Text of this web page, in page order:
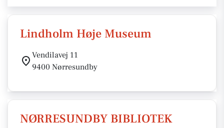
Lindholm Høje Museum
Vendilavej 11
9400 Nørresundby
NØRRESUNDBY BIBLIOTEK